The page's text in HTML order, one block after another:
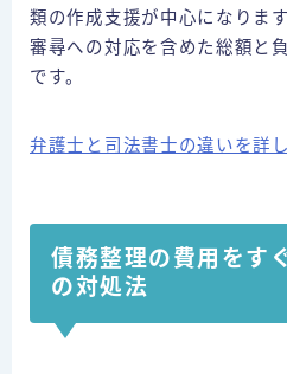
類の作成支援が中心になりま
審尋への対応を含めた総額と
です。
弁護士と司法書士の違いを詳
債務整理の費用をす
の対処法